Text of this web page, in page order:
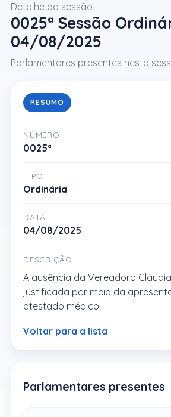
Detalhe da sessão
0025ª Sessão
04/08/2025
Parlamentares presentes nesta
RESUMO
NÚMERO
0025ª
TIPO
Ordinária
DATA
04/08/2025
DESCRIÇÃO
A ausência da Vereadora
justificada por meio da
atestado médico.
Voltar para a lista
Parlamentares presentes